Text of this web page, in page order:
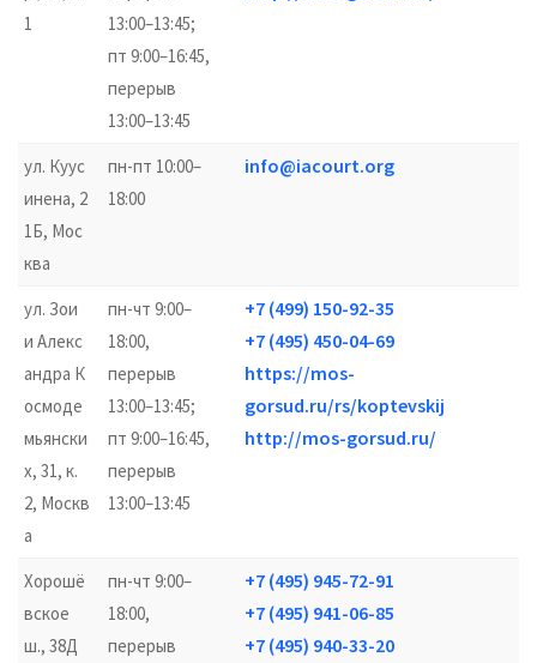
1
13:00–13:45;
пт 9:00–16:45,
перерыв
13:00–13:45
ул. Куус
инена, 2
1Б, Мос
ква
пн-пт 10:00–
18:00
info@iacourt.org
ул. Зои
и Алекс
андра К
осмоде
мьянски
х, 31, к.
2, Москв
а
пн-чт 9:00–
18:00,
перерыв
13:00–13:45;
пт 9:00–16:45,
перерыв
13:00–13:45
+7 (499) 150-92-35
+7 (495) 450-04-69
https://mos-
gorsud.ru/rs/koptevskij
http://mos-gorsud.ru/
Хорошё
вское
ш., 38Д
пн-чт 9:00–
18:00,
перерыв
+7 (495) 945-72-91
+7 (495) 941-06-85
+7 (495) 940-33-20